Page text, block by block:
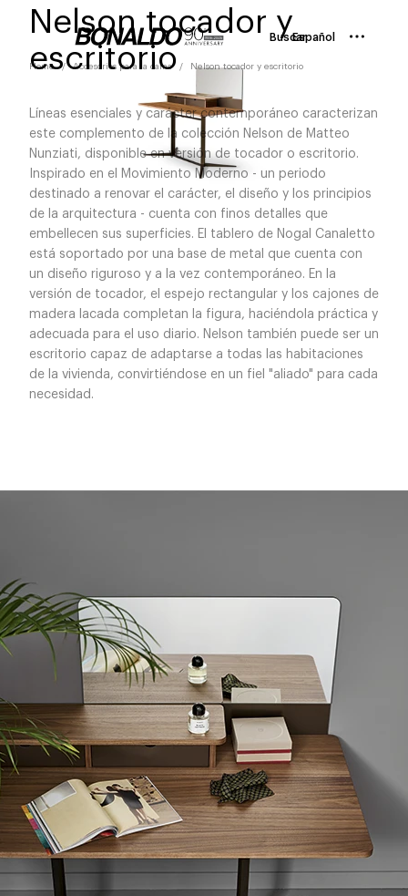
BuscarEspañol
Home Accesorios para la cama Nelson tocador y escritorio
Nelson tocador y
escritorio
Líneas esenciales y carácter contemporáneo caracterizan
este complemento de la colección Nelson de Matteo
Nunziati, disponible en versión de tocador o escritorio.
Inspirado en el Movimiento Moderno - un periodo
destinado a renovar el carácter, el diseño y los principios
de la arquitectura - cuenta con finos detalles que
embellecen sus superficies. El tablero de Nogal Canaletto
está soportado por una base de metal que cuenta con
un diseño riguroso y a la vez contemporáneo. En la
versión de tocador, el espejo rectangular y los cajones de
madera lacada completan la figura, haciéndola práctica y
adecuada para el uso diario. Nelson también puede ser un
escritorio capaz de adaptarse a todas las habitaciones
de la vivienda, convirtiéndose en un fiel "aliado" para cada
necesidad.